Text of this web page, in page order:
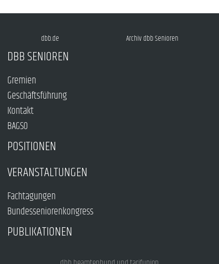
dbb.de Archiv dbb Senioren
DBB SENIOREN
Gremien
Geschäftsführung
Kontakt
BAGSO
POSITIONEN
VERANSTALTUNGEN
Fachtagungen
Bundesseniorenkongress
PUBLIKATIONEN